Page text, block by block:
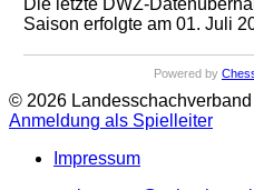
Die letzte DWZ-
Saison erfolgte am 01. Juli
Powered by
© 2026
Anmeldung als Spielleiter
Impressum